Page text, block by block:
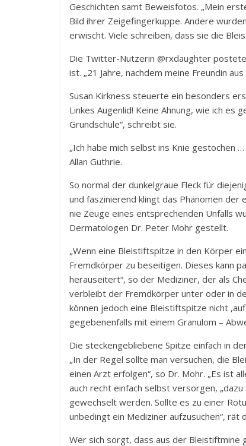
Geschichten samt Beweisfotos. „Mein
Bild ihrer Zeigefingerkuppe. Andere
erwischt. Viele schreiben, dass sie die
Die Twitter-Nutzerin @rxdaughter
ist. „21 Jahre, nachdem meine Freundin
Susan Kirkness steuerte ein besonders
Linkes Augenlid! Keine Ahnung, wie ich
Grundschule“, schreibt sie.
„Ich habe mich selbst ins Knie gestochen
Allan Guthrie.
So normal der dunkelgraue Fleck für
und faszinierend klingt das Phänomen
nie Zeuge eines entsprechenden Unfalls
Dermatologen Dr. Peter Mohr gestellt.
„Wenn eine Bleistiftspitze in den Körper
Fremdkörper zu beseitigen. Dieses kann
herauseitert“, so der Mediziner, der als
verbleibt der Fremdkörper unter oder in
können jedoch eine Bleistiftspitze nicht
gegebenenfalls mit einem Granulom –
Die steckengebliebene Spitze einfach in
„In der Regel sollte man versuchen, die
einen Arzt erfolgen“, so Dr. Mohr. „Es ist
auch recht einfach selbst versorgen,
gewechselt werden. Sollte es zu einer
unbedingt ein Mediziner aufzusuchen“, rät
Wer sich sorgt, dass aus der Bleistiftmine